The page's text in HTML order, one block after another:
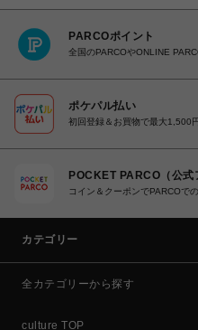
PARCOポイント
全国のPARCOやONLINE
ポケパル払い
初回登録＆お買物で最大1,500
POCKET PARCO（公式
コイン＆クーポンでPARCOで
カテゴリー
全カテゴリーから探す
culture TOP